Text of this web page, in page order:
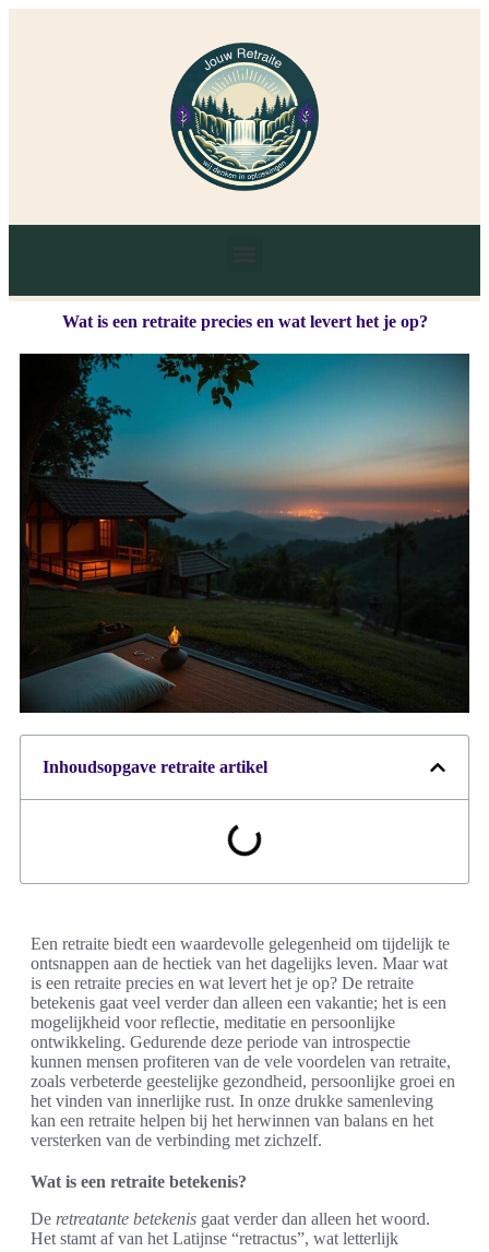
Wat is een retraite precies en wat levert het je op?
Inhoudsopgave retraite artikel
Een retraite biedt een waardevolle gelegenheid om tijdelijk te
ontsnappen aan de hectiek van het dagelijks leven. Maar wat
is een retraite precies en wat levert het je op? De retraite
betekenis gaat veel verder dan alleen een vakantie; het is een
mogelijkheid voor reflectie, meditatie en persoonlijke
ontwikkeling. Gedurende deze periode van introspectie
kunnen mensen profiteren van de vele voordelen van retraite,
zoals verbeterde geestelijke gezondheid, persoonlijke groei en
het vinden van innerlijke rust. In onze drukke samenleving
kan een retraite helpen bij het herwinnen van balans en het
versterken van de verbinding met zichzelf.
Wat is een retraite betekenis?
De retreatante betekenis gaat verder dan alleen het woord.
Het stamt af van het Latijnse “retractus”, wat letterlijk